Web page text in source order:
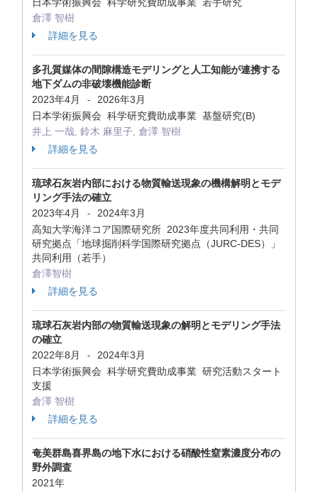
倉澤 智樹
詳細を見る
多孔質媒体の間隙構造モデリングと人工知能が連携する
地下ダムの非破壊機能診断
2023年4月
-
2026年3月
日本学術振興会 科学研究費助成事業 基盤研究(B)
井上 一哉, 鈴木 麻里子, 倉澤 智樹
詳細を見る
琉球石灰岩内部における物質輸送現象の機構解明とモデ
リング手法の確立
2023年4月
-
2024年3月
高知大学海洋コア国際研究所 2023年度共同利用・共同
研究拠点「地球掘削科学国際研究拠点（JURC-DES）」
共同利用（若手）
倉澤智樹
詳細を見る
琉球石灰岩内部の物質輸送現象の解明とモデリング手法
の確立
2022年8月
-
2024年3月
日本学術振興会 科学研究費助成事業 研究活動スタート
支援
倉澤 智樹
詳細を見る
奄美群島喜界島の地下水における硝酸性窒素濃度分布の
野外調査
2021年